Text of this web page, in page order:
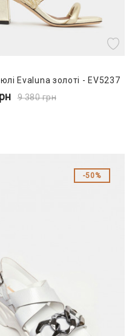
Evaluna золоті - EV5237
9 380грн
50%